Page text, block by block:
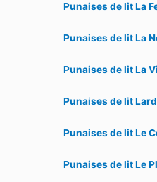
Punaises de lit La
Punaises de lit La
Punaises de lit La
Punaises de lit
Punaises de lit Le
Punaises de lit Le